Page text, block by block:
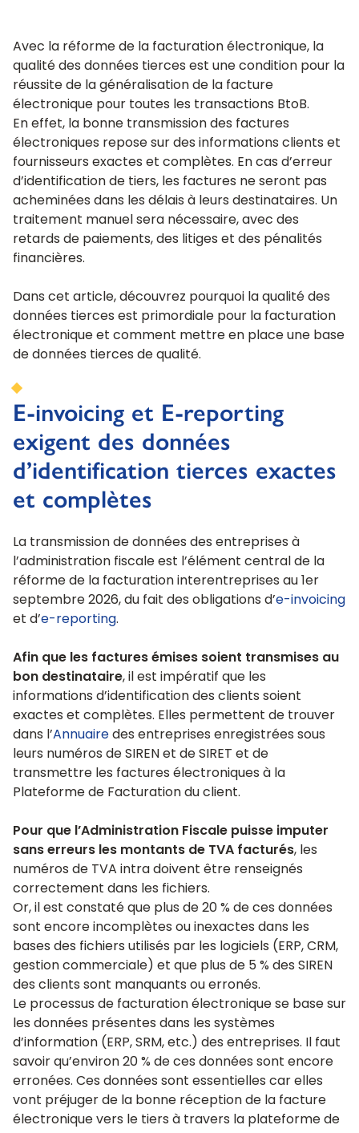
Avec la réforme de la facturation électronique, la
qualité des données tierces est une condition pour la
réussite de la généralisation de la facture
électronique pour toutes les transactions BtoB.
En effet, la bonne transmission des factures
électroniques repose sur des informations clients et
fournisseurs exactes et complètes. En cas d’erreur
d’identification de tiers, les factures ne seront pas
acheminées dans les délais à leurs destinataires. Un
traitement manuel sera nécessaire, avec des
retards de paiements, des litiges et des pénalités
financières.
Dans cet article, découvrez pourquoi la qualité des
données tierces est primordiale pour la facturation
électronique et comment mettre en place une base
de données tierces de qualité.
E-invoicing et E-reporting
exigent des données
d’identification tierces exactes
et complètes
La transmission de données des entreprises à
l’administration fiscale est l’élément central de la
réforme de la facturation interentreprises au 1er
septembre 2026, du fait des obligations d’e-invoicing
et d’e-reporting.
Afin que les factures émises soient transmises au
bon destinataire, il est impératif que les
informations d’identification des clients soient
exactes et complètes. Elles permettent de trouver
dans l’Annuaire des entreprises enregistrées sous
leurs numéros de SIREN et de SIRET et de
transmettre les factures électroniques à la
Plateforme de Facturation du client.
Pour que l’Administration Fiscale puisse imputer
sans erreurs les montants de TVA facturés, les
numéros de TVA intra doivent être renseignés
correctement dans les fichiers.
Or, il est constaté que plus de 20 % de ces données
sont encore incomplètes ou inexactes dans les
bases des fichiers utilisés par les logiciels (ERP, CRM,
gestion commerciale) et que plus de 5 % des SIREN
des clients sont manquants ou erronés.
Le processus de facturation électronique se base sur
les données présentes dans les systèmes
d’information (ERP, SRM, etc.) des entreprises. Il faut
savoir qu’environ 20 % de ces données sont encore
erronées. Ces données sont essentielles car elles
vont préjuger de la bonne réception de la facture
électronique vers le tiers à travers la plateforme de